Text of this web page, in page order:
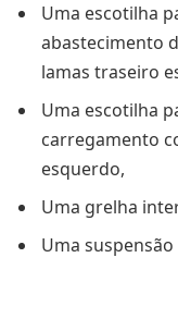
Uma escotilha
abastecimento
lamas traseiro
Uma escotilha
carregamento
esquerdo,
Uma grelha
Uma